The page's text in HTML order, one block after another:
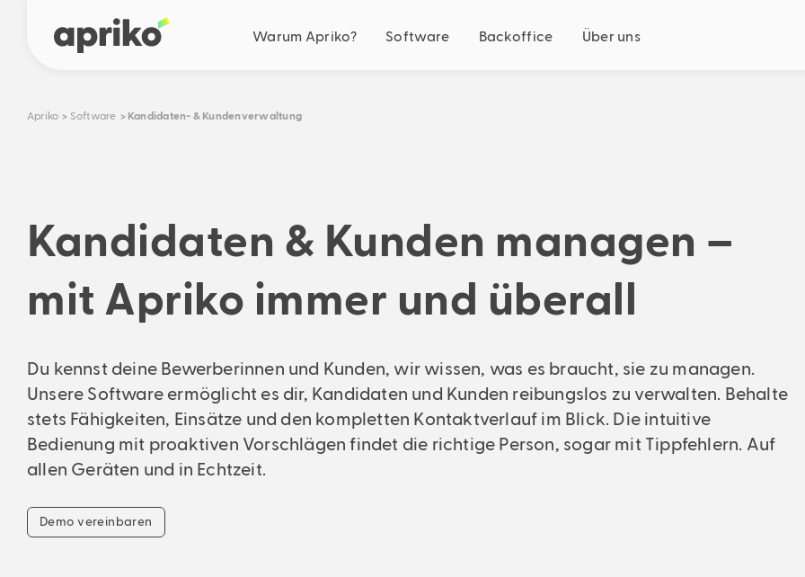
Warum Apriko? Software Backoffice Über uns
Zukunftsorientierte Lösung
Unser Antrieb
Gemeinsam gestalten
Ideen & Roadmap
Berechne jetzt dein konkretes
Passt zu deiner
KMU
Enterprise
Personalberater
Sachbearbeiter
Geschäftsführer
Apriko Software Kandidaten- & Kundenverwaltung
Kandidaten & Kunden managen –
mit Apriko immer und überall
Du kennst deine Bewerberinnen und Kunden, wir wissen, was es braucht, sie zu managen.
Unsere Software ermöglicht es dir, Kandidaten und Kunden reibungslos zu verwalten. Behalte
stets Fähigkeiten, Einsätze und den kompletten Kontaktverlauf im Blick. Die intuitive
Bedienung mit proaktiven Vorschlägen findet die richtige Person, sogar mit Tippfehlern. Auf
allen Geräten und in Echtzeit.
Demo vereinbaren